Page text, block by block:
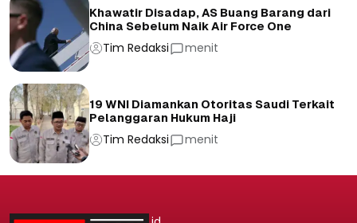
Khawatir Disadap, AS Buang Barang dari
China Sebelum Naik Air Force One
Tim Redaksi menit
19 WNI Diamankan Otoritas Saudi Terkait
Pelanggaran Hukum Haji
Tim Redaksi menit